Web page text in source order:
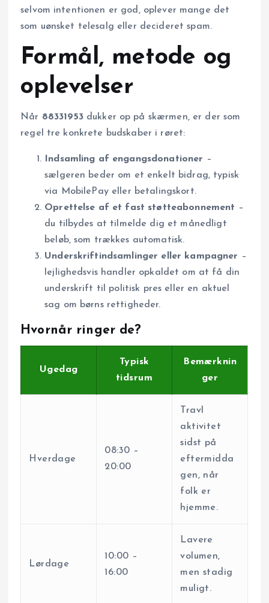
selvom intentionen er god, oplever mange det
som uønsket telesalg eller decideret spam.
Formål, metode og
oplevelser
Når 88331953dukker op på skærmen, er der som
regel tre konkrete budskaber i røret:
Indsamling af engangsdonationer –
sælgeren beder om et enkelt bidrag, typisk
via MobilePay eller betalingskort.
Oprettelse af et fast støtteabonnement –
du tilbydes at tilmelde dig et månedligt
beløb, som trækkes automatisk.
Underskriftindsamlinger eller kampagner –
lejlighedsvis handler opkaldet om at få din
underskrift til politisk pres eller en aktuel
sag om børns rettigheder.
Hvornår ringer de?
Ugedag
Typisk
tidsrum
Bemærknin
ger
Hverdage
08:30 –
20:00
Travl
aktivitet
sidst på
eftermidda
gen, når
folk er
hjemme.
Lørdage
10:00 –
16:00
Lavere
volumen,
men stadig
muligt.